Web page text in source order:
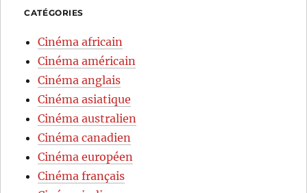
CATÉGORIES
Cinéma africain
Cinéma américain
Cinéma anglais
Cinéma asiatique
Cinéma australien
Cinéma canadien
Cinéma européen
Cinéma français